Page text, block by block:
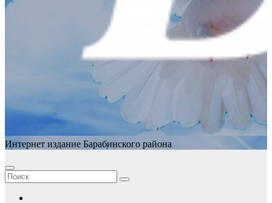
Интернет издание Барабинского района